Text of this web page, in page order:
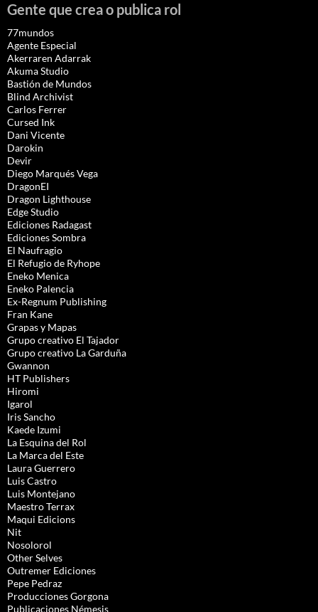
Gente que crea o publica rol
77mundos
Agente Especial
Akerraren Adarrak
Akuma Studio
Bastión de Mundos
Blind Archivist
Carlos Ferrer
Cursed Ink
Dani Vicente
Darokin
Devir
Diego Marqués Vega
DragonEI
Dragon Lighthouse
Edge Studio
Ediciones Radagast
Ediciones Sombra
El Naufragio
El Refugio de Ryhope
Eneko Menica
Eneko Palencia
Ex-Regnum Publishing
Fran Kane
Grapas y Mapas
Grupo creativo El Tajador
Grupo creativo La Garduña
Gwannon
HT Publishers
Hiromi
Igarol
Iris Sancho
Kaede Izumi
La Esquina del Rol
La Marca del Este
Laura Guerrero
Luis Castro
Luis Montejano
Maestro Terrax
Maqui Edicions
Nit
Nosolorol
Other Selves
Outremer Ediciones
Pepe Pedraz
Producciones Gorgona
Publicaciones Némesis